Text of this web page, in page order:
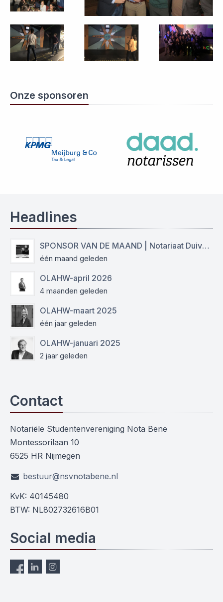
Onze sponsoren
Headlines
SPONSOR VAN DE MAAND | Notariaat Duiven Westervoort
één maand geleden
OLAHW-april 2026
4 maanden geleden
OLAHW-maart 2025
één jaar geleden
OLAHW-januari 2025
2 jaar geleden
Contact
Notariële Studentenvereniging Nota Bene
Montessorilaan 10
6525 HR Nijmegen
bestuur@nsvnotabene.nl
KvK: 40145480
BTW: NL802732616B01
Social media